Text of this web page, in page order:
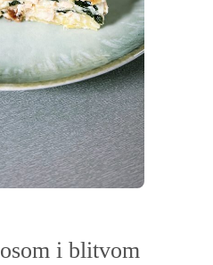
i blitvom